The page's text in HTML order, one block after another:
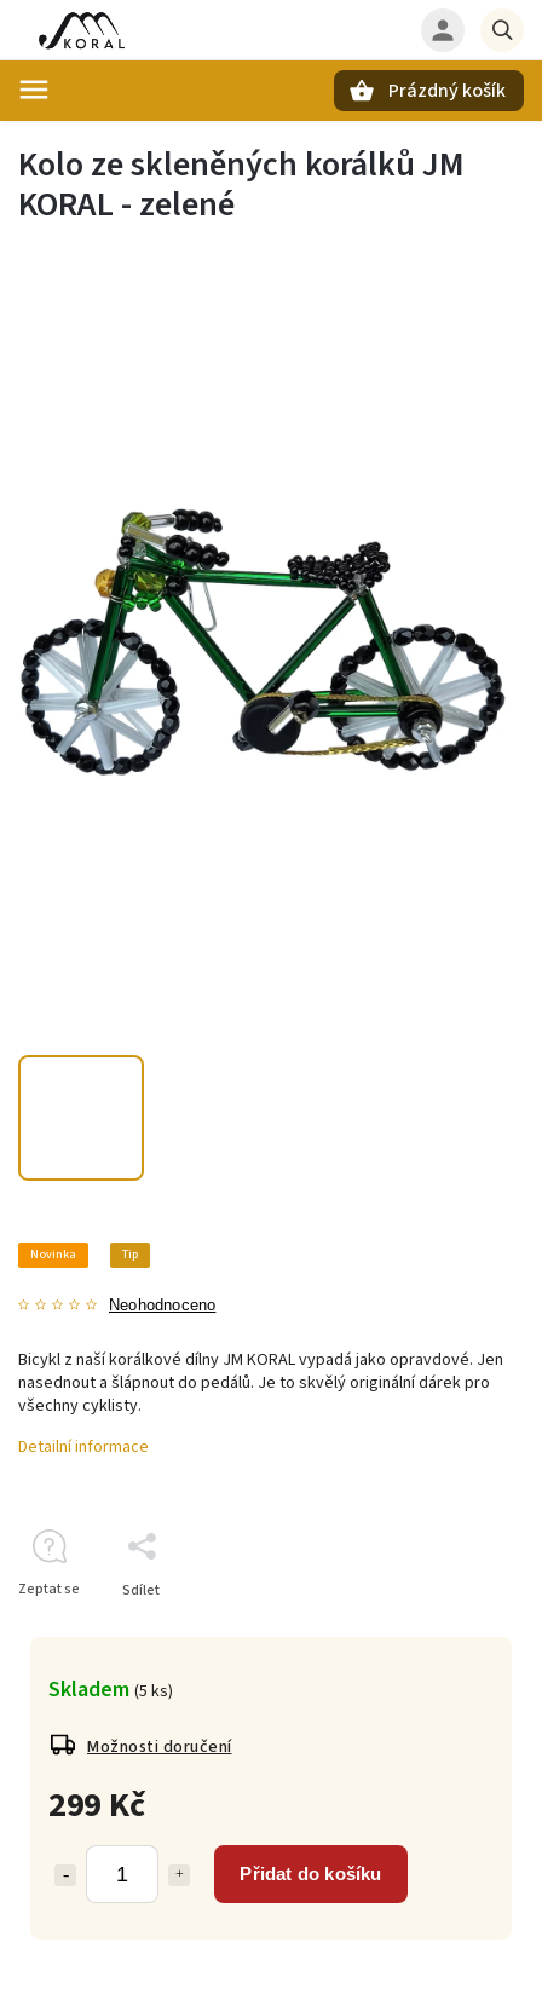
Prázdný košík
Kolo ze skleněných korálků JM
KORAL - zelené
Novinka Tip
Neohodnoceno
299 Kč
Přidat do košíku
Skladem (5 ks)
Možnosti doručení
Bicykl z naší korálkové dílny JM KORAL vypadá jako opravdové. Jen
nasednout a šlápnout do pedálů. Je to skvělý originální dárek pro
všechny cyklisty.
Detailní informace
Zeptat se Sdílet